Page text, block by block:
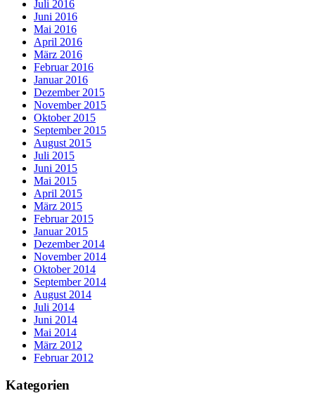
Juli 2016
Juni 2016
Mai 2016
April 2016
März 2016
Februar 2016
Januar 2016
Dezember 2015
November 2015
Oktober 2015
September 2015
August 2015
Juli 2015
Juni 2015
Mai 2015
April 2015
März 2015
Februar 2015
Januar 2015
Dezember 2014
November 2014
Oktober 2014
September 2014
August 2014
Juli 2014
Juni 2014
Mai 2014
März 2012
Februar 2012
Kategorien